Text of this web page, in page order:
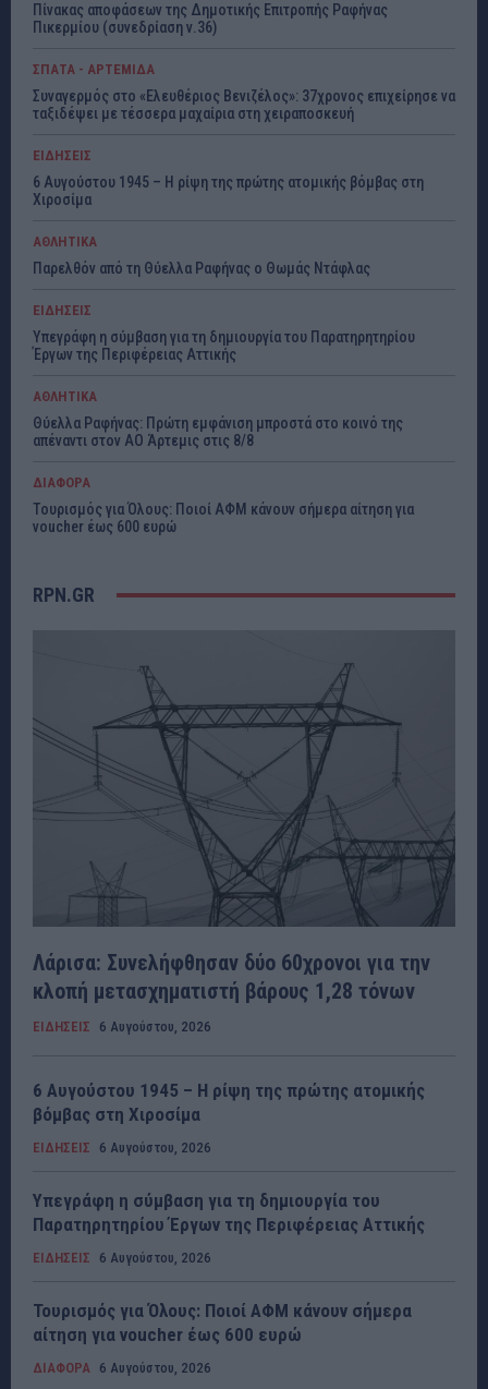
Πίνακας αποφάσεων της Δημοτικής Επιτροπής Ραφήνας
Πικερμίου (συνεδρίαση ν.36)
ΣΠΑΤΑ - ΑΡΤΕΜΙΔΑ
Συναγερμός στο «Ελευθέριος Βενιζέλος»: 37χρονος επιχείρησε να
ταξιδέψει με τέσσερα μαχαίρια στη χειραποσκευή
ΕΙΔΗΣΕΙΣ
6 Αυγούστου 1945 – Η ρίψη της πρώτης ατομικής βόμβας στη
Χιροσίμα
ΑΘΛΗΤΙΚΑ
Παρελθόν από τη Θύελλα Ραφήνας ο Θωμάς Ντάφλας
ΕΙΔΗΣΕΙΣ
Υπεγράφη η σύμβαση για τη δημιουργία του Παρατηρητηρίου
Έργων της Περιφέρειας Αττικής
ΑΘΛΗΤΙΚΑ
Θύελλα Ραφήνας: Πρώτη εμφάνιση μπροστά στο κοινό της
απέναντι στον ΑΟ Άρτεμις στις 8/8
ΔΙΑΦΟΡΑ
Τουρισμός για Όλους: Ποιοί ΑΦΜ κάνουν σήμερα αίτηση για
voucher έως 600 ευρώ
RPN.GR
Λάρισα: Συνελήφθησαν δύο 60χρονοι για την
κλοπή μετασχηματιστή βάρους 1,28 τόνων
ΕΙΔΗΣΕΙΣ 6 Αυγούστου, 2026
6 Αυγούστου 1945 – Η ρίψη της πρώτης ατομικής
βόμβας στη Χιροσίμα
ΕΙΔΗΣΕΙΣ 6 Αυγούστου, 2026
Υπεγράφη η σύμβαση για τη δημιουργία του
Παρατηρητηρίου Έργων της Περιφέρειας Αττικής
ΕΙΔΗΣΕΙΣ 6 Αυγούστου, 2026
Τουρισμός για Όλους: Ποιοί ΑΦΜ κάνουν σήμερα
αίτηση για voucher έως 600 ευρώ
ΔΙΑΦΟΡΑ 6 Αυγούστου, 2026